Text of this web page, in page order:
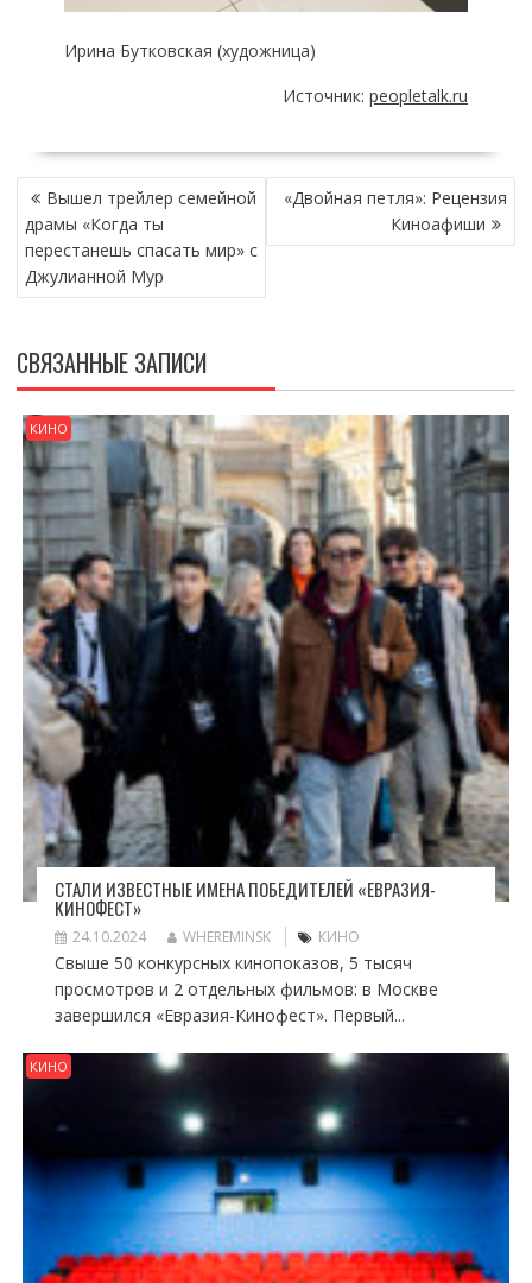
Ирина Бутковская (художница)
Источник:peopletalk.ru
НАВИГАЦИЯ
ПО
ЗАПИСЯМ
Вышел трейлер семейной
драмы «Когда ты
перестанешь спасать мир» с
Джулианной Мур
«Двойная петля»: Рецензия
Киноафиши
СВЯЗАННЫЕ ЗАПИСИ
КИНО
СТАЛИ ИЗВЕСТНЫЕ ИМЕНА ПОБЕДИТЕЛЕЙ «ЕВРАЗИЯ-
КИНОФЕСТ»
24.10.2024 WHEREMINSK КИНО
Свыше 50 конкурсных кинопоказов, 5 тысяч
просмотров и 2 отдельных фильмов: в Москве
завершился «Евразия-Кинофест». Первый...
КИНО